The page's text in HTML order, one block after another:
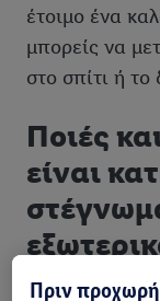
έτοιμο ένα
μπορείς να
στο σπίτι ή το
Ποιές
είναι
Πριν